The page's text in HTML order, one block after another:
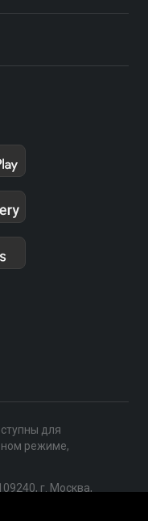
для
режиме,
г. Москва,